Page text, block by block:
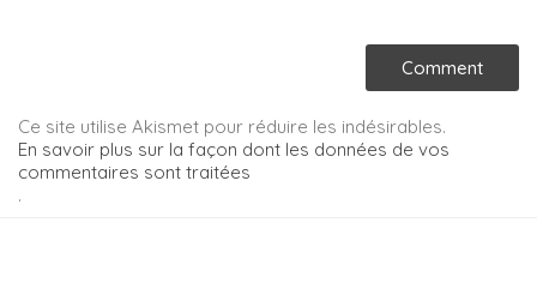
Ce site utilise Akismet pour réduire les indésirables.
En savoir plus sur la façon dont les données de vos
commentaires sont traitées
.